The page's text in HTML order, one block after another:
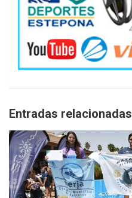
Entradas relacionadas